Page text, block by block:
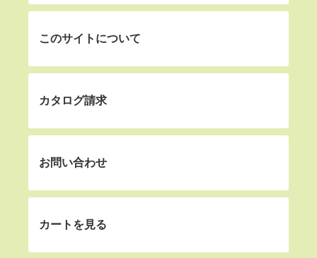
このサイトについて
カタログ請求
お問い合わせ
カートを見る